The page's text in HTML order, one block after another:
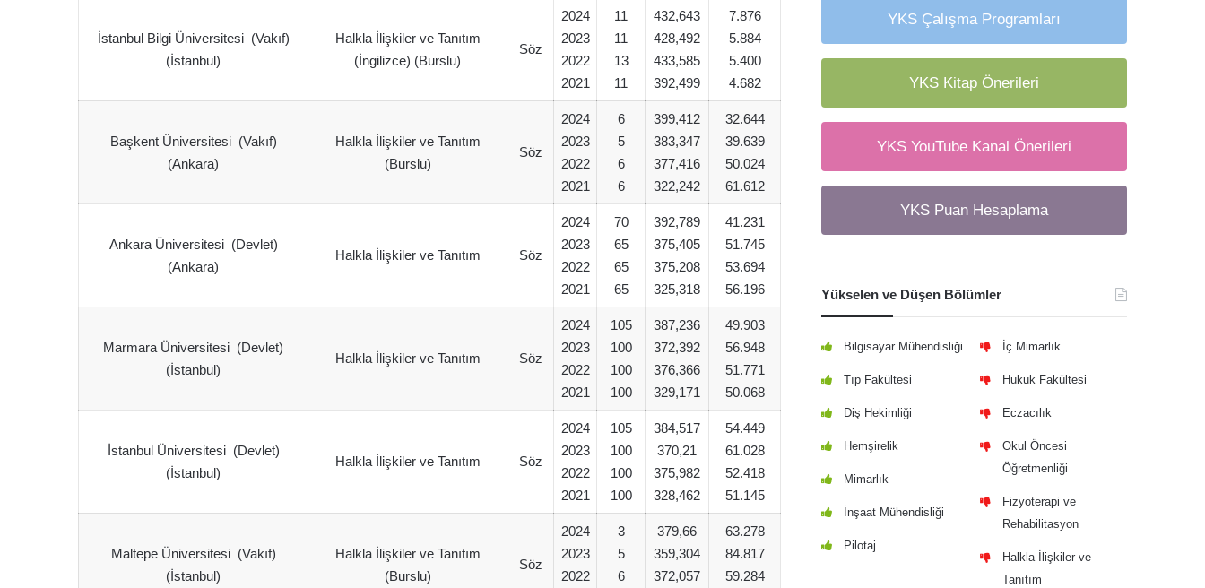
İstanbul Bilgi Üniversitesi (Vakıf)
(İstanbul)
Halkla İlişkiler ve Tanıtım
(İngilizce) (Burslu)
Söz
2024
2023
2022
2021
11
11
13
11
432,643
428,492
433,585
392,499
7.876
5.884
5.400
4.682
Başkent Üniversitesi (Vakıf)
(Ankara)
Halkla İlişkiler ve Tanıtım
(Burslu)
Söz
2024
2023
2022
2021
6
5
6
6
399,412
383,347
377,416
322,242
32.644
39.639
50.024
61.612
Ankara Üniversitesi (Devlet)
(Ankara)
Halkla İlişkiler ve Tanıtım Söz
2024
2023
2022
2021
70
65
65
65
392,789
375,405
375,208
325,318
41.231
51.745
53.694
56.196
Marmara Üniversitesi (Devlet)
(İstanbul)
Halkla İlişkiler ve Tanıtım Söz
2024
2023
2022
2021
105
100
100
100
387,236
372,392
376,366
329,171
49.903
56.948
51.771
50.068
İstanbul Üniversitesi (Devlet)
(İstanbul)
Halkla İlişkiler ve Tanıtım Söz
2024
2023
2022
2021
105
100
100
100
384,517
370,21
375,982
328,462
54.449
61.028
52.418
51.145
Maltepe Üniversitesi (Vakıf)
(İstanbul)
Halkla İlişkiler ve Tanıtım
(Burslu)
Söz
2024
2023
2022
3
5
6
379,66
359,304
372,057
63.278
84.817
59.284
YKS Çalışma Programları
YKS Kitap Önerileri
YKS YouTube Kanal Önerileri
YKS Puan Hesaplama
Yükselen ve Düşen Bölümler
Bilgisayar Mühendisliği
Tıp Fakültesi
Diş Hekimliği
Hemşirelik
Mimarlık
İnşaat Mühendisliği
Pilotaj
İç Mimarlık
Hukuk Fakültesi
Eczacılık
Okul Öncesi
Öğretmenliği
Fizyoterapi ve
Rehabilitasyon
Halkla İlişkiler ve
Tanıtım